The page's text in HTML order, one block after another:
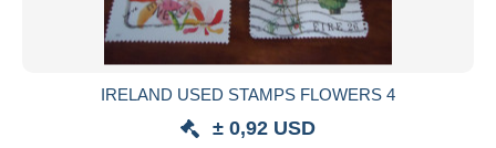
IRELAND USED STAMPS FLOWERS 4
± 0,92 USD